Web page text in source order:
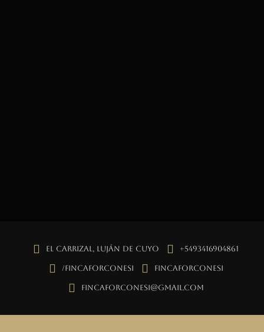
El Carrizal, Luján de Cuyo +5493416904861
/fincaforconesi fincaforconesi
fincaforconesi@gmail.com